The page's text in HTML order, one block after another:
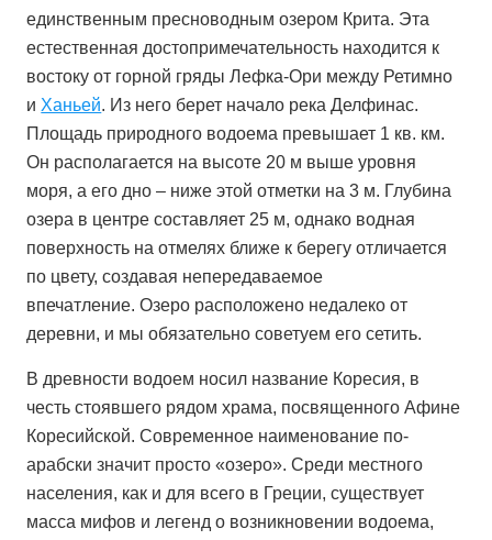
единственным пресноводным озером Крита. Эта
естественная достопримечательность находится к
востоку от горной гряды Лефка-Ори между Ретимно
и Ханьей. Из него берет начало река Делфинас.
Площадь природного водоема превышает 1 кв. км.
Он располагается на высоте 20 м выше уровня
моря, а его дно – ниже этой отметки на 3 м. Глубина
озера в центре составляет 25 м, однако водная
поверхность на отмелях ближе к берегу отличается
по цвету, создавая непередаваемое
впечатление. Озеро расположено недалеко от
деревни, и мы обязательно советуем его сетить.
В древности водоем носил название Коресия, в
честь стоявшего рядом храма, посвященного Афине
Коресийской. Современное наименование по-
арабски значит просто «озеро». Среди местного
населения, как и для всего в Греции, существует
масса мифов и легенд о возникновении водоема,